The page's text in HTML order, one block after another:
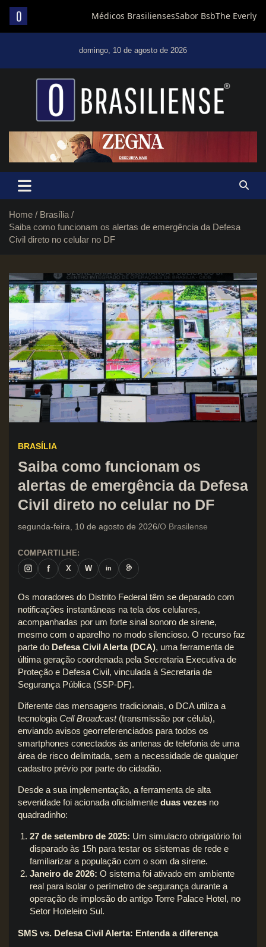
domingo, 10 de agosto de 2026
Um diário de notícias que trabalha por Brasília
Home
Brasília
Saiba como funcionam os alertas de emergência da Defesa
Civil direto no celular no DF
BRASÍLIA
Saiba como funcionam os
alertas de emergência da Defesa
Civil direto no celular no DF
segunda-feira, 10 de agosto de 2026 O Brasilense
COMPARTILHE:
f X W in
Os moradores do Distrito Federal têm se deparado com
notificações instantâneas na tela dos celulares,
acompanhadas por um forte sinal sonoro de sirene,
mesmo com o aparelho no modo silencioso. O recurso faz
parte do Defesa Civil Alerta (DCA), uma ferramenta de
última geração coordenada pela Secretaria Executiva de
Proteção e Defesa Civil, vinculada à Secretaria de
Segurança Pública (SSP-DF).
Diferente das mensagens tradicionais, o DCA utiliza a
tecnologia Cell Broadcast(transmissão por célula),
enviando avisos georreferenciados para todos os
smartphones conectados às antenas de telefonia de uma
área de risco delimitada, sem a necessidade de qualquer
cadastro prévio por parte do cidadão.
Desde a sua implementação, a ferramenta de alta
severidade foi acionada oficialmente duas vezes no
quadradinho:
27 de setembro de 2025: Um simulacro obrigatório foi
disparado às 15h para testar os sistemas de rede e
familiarizar a população com o som da sirene.
Janeiro de 2026: O sistema foi ativado em ambiente
real para isolar o perímetro de segurança durante a
operação de implosão do antigo Torre Palace Hotel, no
Setor Hoteleiro Sul.
SMS vs. Defesa Civil Alerta: Entenda a diferença